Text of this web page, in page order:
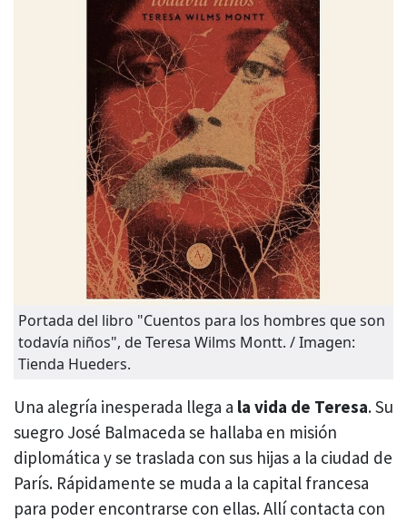
Portada del libro "Cuentos para los hombres que son
todavía niños", de Teresa Wilms Montt. / Imagen:
Tienda Hueders.
Una alegría inesperada llega a la vida de Teresa. Su
suegro José Balmaceda se hallaba en misión
diplomática y se traslada con sus hijas a la ciudad de
París. Rápidamente se muda a la capital francesa
para poder encontrarse con ellas. Allí contacta con